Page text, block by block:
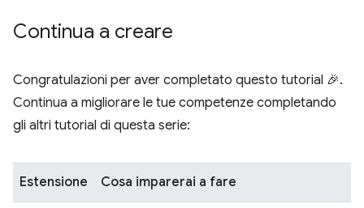
Continua a creare
Congratulazioni per aver completato questo tutorial 🎉.
Continua a migliorare le tue competenze completando
gli altri tutorial di questa serie:
Estensione Cosa imparerai a fare